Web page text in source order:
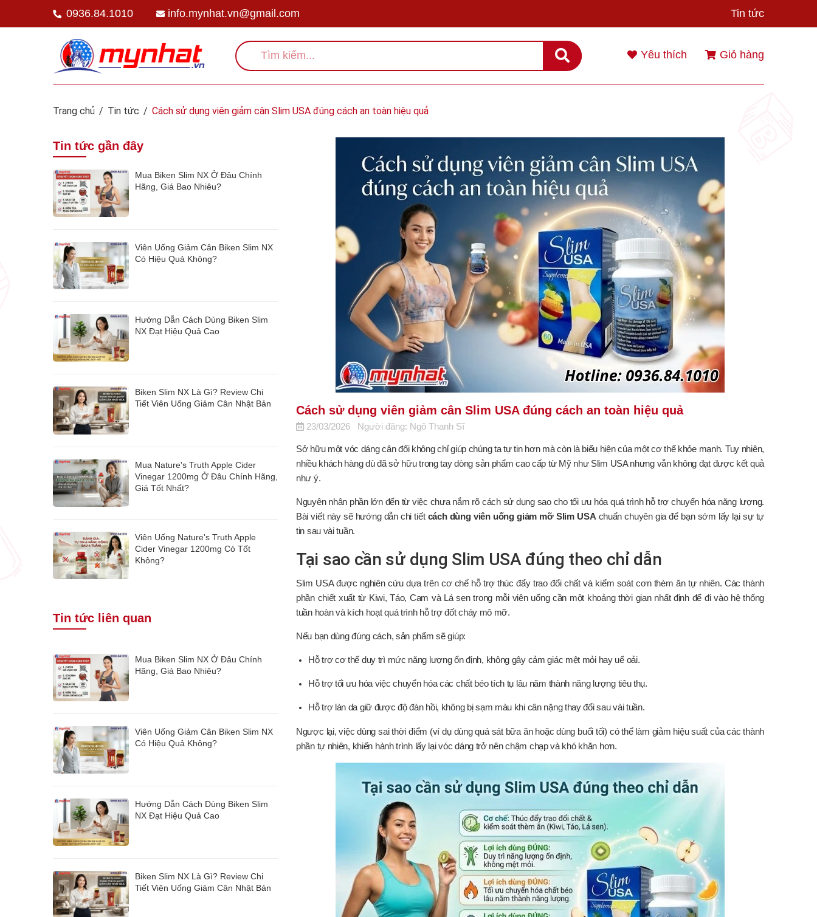
0936.84.1010 info.mynhat.vn@gmail.com Tin tức
Yêu thích Giỏ hàng
Trang chủ / Tin tức / Cách sử dụng viên giảm cân Slim USA đúng cách an toàn hiệu quả
Cách sử dụng viên giảm cân Slim USA đúng cách an toàn hiệu quả
23/03/2026 Người đăng: Ngô Thanh Sĩ
Sở hữu một vóc dáng cân đối không chỉ giúp chúng ta tự tin hơn mà còn là biểu hiện của một cơ thể khỏe mạnh. Tuy nhiên,
nhiều khách hàng dù đã sở hữu trong tay dòng sản phẩm cao cấp từ Mỹ như Slim USA nhưng vẫn không đạt được kết quả
như ý.
Nguyên nhân phần lớn đến từ việc chưa nắm rõ cách sử dụng sao cho tối ưu hóa quá trình hỗ trợ chuyển hóa năng lượng.
Bài viết này sẽ hướng dẫn chi tiết cách dùng viên uống giảm mỡ Slim USA chuẩn chuyên gia để bạn sớm lấy lại sự tự
tin sau vài tuần.
Tại sao cần sử dụng Slim USA đúng theo chỉ dẫn
Slim USA được nghiên cứu dựa trên cơ chế hỗ trợ thúc đẩy trao đổi chất và kiểm soát cơn thèm ăn tự nhiên. Các thành
phần chiết xuất từ Kiwi, Táo, Cam và Lá sen trong mỗi viên uống cần một khoảng thời gian nhất định để đi vào hệ thống
tuần hoàn và kích hoạt quá trình hỗ trợ đốt cháy mô mỡ.
Nếu bạn dùng đúng cách, sản phẩm sẽ giúp:
Hỗ trợ cơ thể duy trì mức năng lượng ổn định, không gây cảm giác mệt mỏi hay uể oải.
Hỗ trợ tối ưu hóa việc chuyển hóa các chất béo tích tụ lâu năm thành năng lượng tiêu thụ.
Hỗ trợ làn da giữ được độ đàn hồi, không bị sạm màu khi cân nặng thay đổi sau vài tuần.
Ngược lại, việc dùng sai thời điểm (ví dụ dùng quá sát bữa ăn hoặc dùng buổi tối) có thể làm giảm hiệu suất của các thành
phần tự nhiên, khiến hành trình lấy lại vóc dáng trở nên chậm chạp và khó khăn hơn.
Tin tức gần đây
Mua Biken Slim NX Ở Đâu Chính
Hãng, Giá Bao Nhiêu?
Viên Uống Giảm Cân Biken Slim NX
Có Hiệu Quả Không?
Hướng Dẫn Cách Dùng Biken Slim
NX Đạt Hiệu Quả Cao
Biken Slim NX Là Gì? Review Chi
Tiết Viên Uống Giảm Cân Nhật Bản
Mua Nature's Truth Apple Cider
Vinegar 1200mg Ở Đâu Chính Hãng,
Giá Tốt Nhất?
Viên Uống Nature's Truth Apple
Cider Vinegar 1200mg Có Tốt
Không?
Tin tức liên quan
Mua Biken Slim NX Ở Đâu Chính
Hãng, Giá Bao Nhiêu?
Viên Uống Giảm Cân Biken Slim NX
Có Hiệu Quả Không?
Hướng Dẫn Cách Dùng Biken Slim
NX Đạt Hiệu Quả Cao
Biken Slim NX Là Gì? Review Chi
Tiết Viên Uống Giảm Cân Nhật Bản